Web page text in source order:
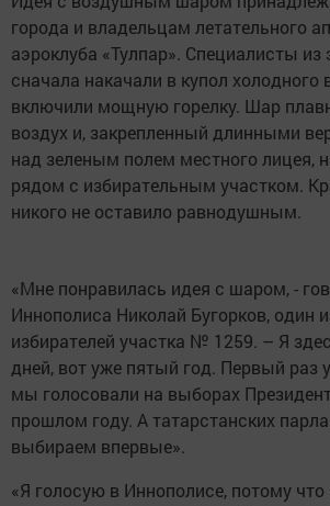
города и владельцам летательного
аэроклуба «Тулпар». Специалисты из
сначала накачали в купол холодного
включили мощную горелку. Шар
воздух и, закрепленный длинными
над зеленым полем местного лицея,
рядом с избирательным участком.
никого не оставило равнодушным.
«Мне понравилась идея с шаром, -
Иннополиса Николай Бугорков, один
избирателей участка № 1259. – Я
дней, вот уже пятый год. Первый раз
мы голосовали на выборах
прошлом году. А татарстанских
выбираем впервые».
«Я голосую в Иннополисе, потому что